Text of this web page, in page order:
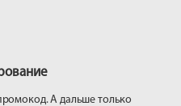
А дальше только